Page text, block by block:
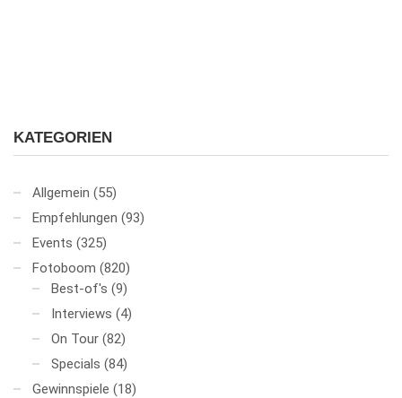
KATEGORIEN
Allgemein (55)
Empfehlungen (93)
Events (325)
Fotoboom (820)
Best-of's (9)
Interviews (4)
On Tour (82)
Specials (84)
Gewinnspiele (18)